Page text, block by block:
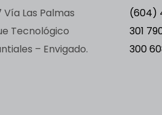
Vía Las Palmas
Tecnológico
– Envigado.
(604)
301
300